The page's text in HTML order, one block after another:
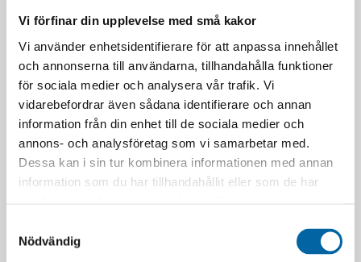
Vi förfinar din upplevelse med små kakor
Vi använder enhetsidentifierare för att anpassa innehållet
och annonserna till användarna, tillhandahålla funktioner
för sociala medier och analysera vår trafik. Vi
vidarebefordrar även sådana identifierare och annan
information från din enhet till de sociala medier och
annons- och analysföretag som vi samarbetar med.
Dessa kan i sin tur kombinera informationen med annan
information som du har tillhandahållit eller som de har
Nödvändig
RELATERADE PRODUKTER